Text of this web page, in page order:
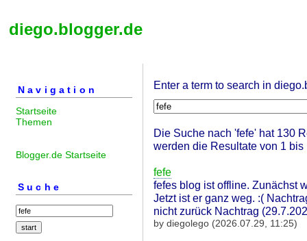
diego.blogger.de
Navigation
Startseite
Themen
Blogger.de Startseite
Suche
Enter a term to search in
Die Suche nach 'fefe' hat 130
werden die Resultate von 1 bis
fefe
fefes blog ist offline. Zunächst
Jetzt ist er ganz weg. :(
nicht zurück Nachtrag
by diegolego (2026.07.29, 11:25)